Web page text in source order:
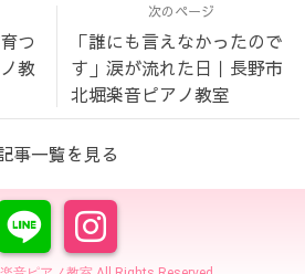
つ
教
次のページ
「誰にも言えなかったので
す」涙が流れた日｜長野市
北堀楽音ピアノ教室
事一覧を見る